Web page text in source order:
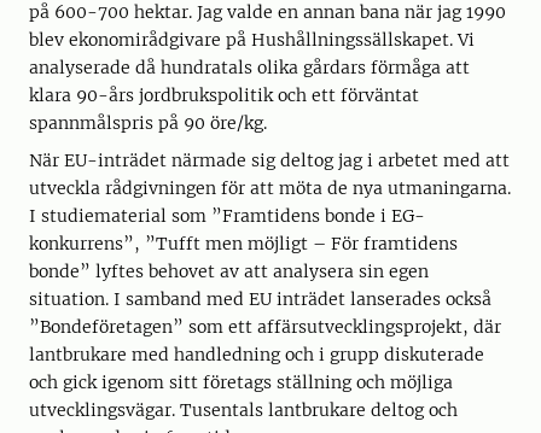
på 600-700 hektar. Jag valde en annan bana när jag 1990
blev ekonomirådgivare på Hushållningssällskapet. Vi
analyserade då hundratals olika gårdars förmåga att
klara 90-års jordbrukspolitik och ett förväntat
spannmålspris på 90 öre/kg.
När EU-inträdet närmade sig deltog jag i arbetet med att
utveckla rådgivningen för att möta de nya utmaningarna.
I studiematerial som ”Framtidens bonde i EG-
konkurrens”, ”Tufft men möjligt – För framtidens
bonde” lyftes behovet av att analysera sin egen
situation. I samband med EU inträdet lanserades också
”Bondeföretagen” som ett affärsutvecklingsprojekt, där
lantbrukare med handledning och i grupp diskuterade
och gick igenom sitt företags ställning och möjliga
utvecklingsvägar. Tusentals lantbrukare deltog och